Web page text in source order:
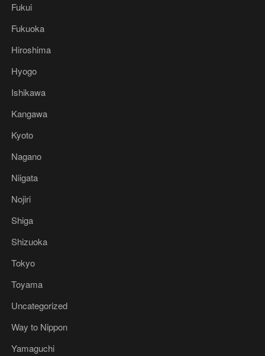
Fukui
Fukuoka
Hiroshima
Hyogo
Ishikawa
Kangawa
Kyoto
Nagano
Niigata
Nojiri
Shiga
Shizuoka
Tokyo
Toyama
Uncategorized
Way to Nippon
Yamaguchi